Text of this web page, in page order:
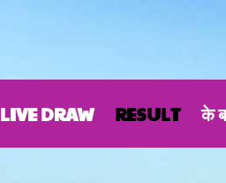
LIVE DRAW RESULT के